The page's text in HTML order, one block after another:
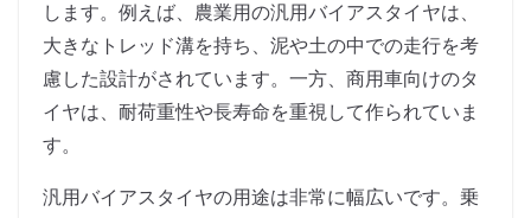
します。例えば、農業用の汎用バイアスタイヤは、
大きなトレッド溝を持ち、泥や土の中での走行を考
慮した設計がされています。一方、商用車向けのタ
イヤは、耐荷重性や長寿命を重視して作られていま
す。
汎用バイアスタイヤの用途は非常に幅広いです。乗